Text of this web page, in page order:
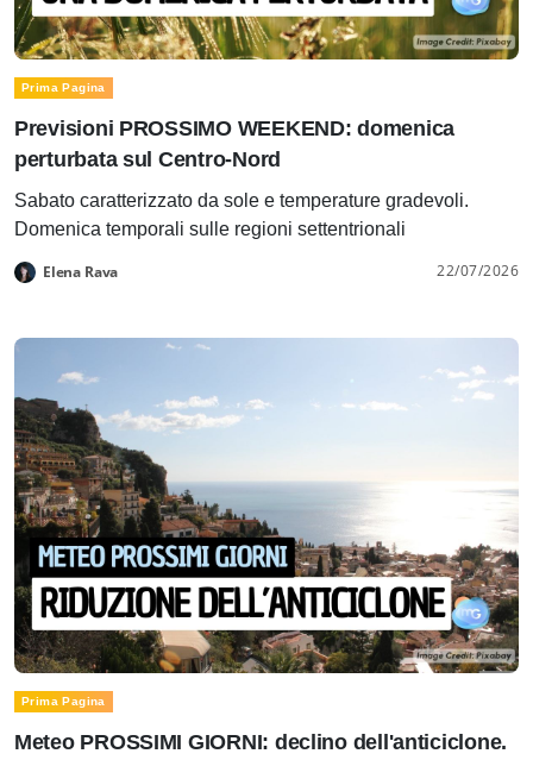
Prima Pagina
Previsioni PROSSIMO WEEKEND: domenica
perturbata sul Centro-Nord
Sabato caratterizzato da sole e temperature gradevoli.
Domenica temporali sulle regioni settentrionali
Elena Rava 22/07/2026
Prima Pagina
Meteo PROSSIMI GIORNI: declino dell'anticiclone.